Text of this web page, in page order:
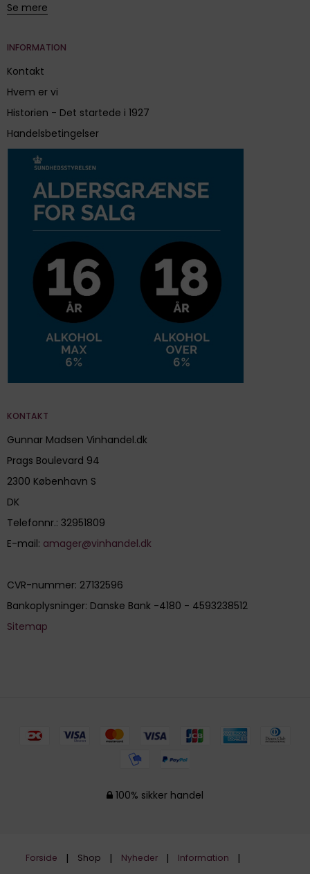
Se mere
INFORMATION
Kontakt
Hvem er vi
Historien - Det startede i 1927
Handelsbetingelser
KONTAKT
Gunnar Madsen Vinhandel.dk
Prags Boulevard 94
2300 København S
DK
Telefonnr.: 32951809
E-mail: amager@vinhandel.dk
CVR-nummer: 27132596
Bankoplysninger: Danske Bank -4180 - 4593238512
Sitemap
100% sikker handel
Forside Shop Nyheder
Information